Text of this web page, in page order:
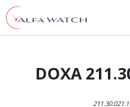
Przejdź do treści
Main Navigation
DOXA